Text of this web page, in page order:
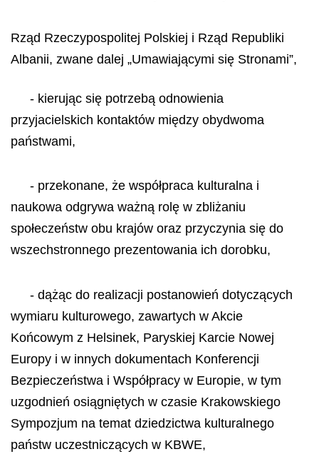
Rząd Rzeczypospolitej Polskiej i Rząd Republiki
Albanii, zwane dalej „Umawiającymi się Stronami”,
- kierując się potrzebą odnowienia
przyjacielskich kontaktów między obydwoma
państwami,
- przekonane, że współpraca kulturalna i
naukowa odgrywa ważną rolę w zbliżaniu
społeczeństw obu krajów oraz przyczynia się do
wszechstronnego prezentowania ich dorobku,
- dążąc do realizacji postanowień dotyczących
wymiaru kulturowego, zawartych w Akcie
Końcowym z Helsinek, Paryskiej Karcie Nowej
Europy i w innych dokumentach Konferencji
Bezpieczeństwa i Współpracy w Europie, w tym
uzgodnień osiągniętych w czasie Krakowskiego
Sympozjum na temat dziedzictwa kulturalnego
państw uczestniczących w KBWE,